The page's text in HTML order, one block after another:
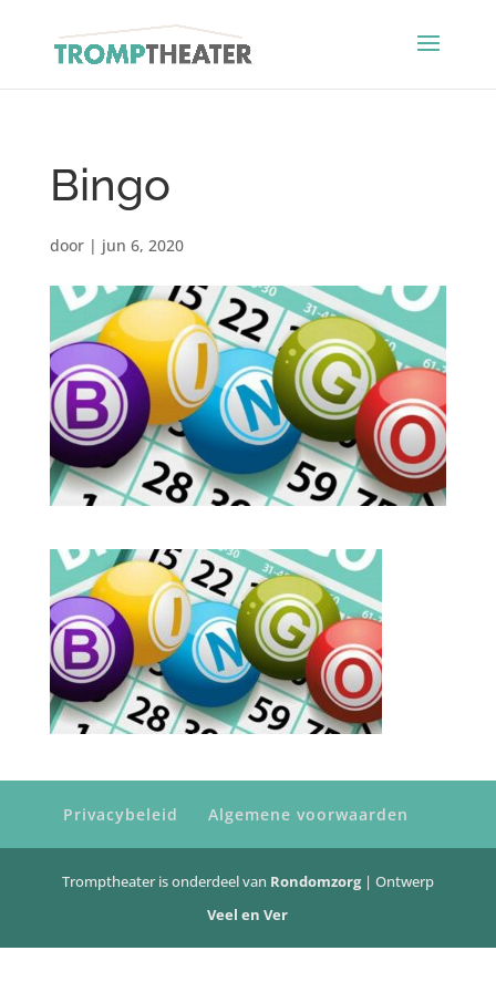
Bingo
door | jun 6, 2020
Privacybeleid Algemene voorwaarden
Tromptheater is onderdeel van Rondomzorg | Ontwerp
Veel en Ver